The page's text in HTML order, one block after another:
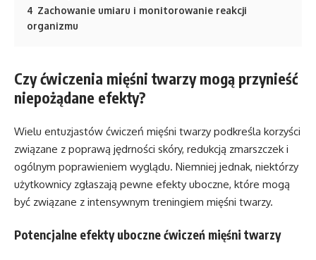
4 Zachowanie umiaru i monitorowanie reakcji
organizmu
Czy ćwiczenia mięśni twarzy mogą przynieść
niepożądane efekty?
Wielu entuzjastów ćwiczeń mięśni twarzy podkreśla korzyści
związane z poprawą jędrności skóry, redukcją zmarszczek i
ogólnym poprawieniem wyglądu. Niemniej jednak, niektórzy
użytkownicy zgłaszają pewne efekty uboczne, które mogą
być związane z intensywnym treningiem mięśni twarzy.
Potencjalne efekty uboczne ćwiczeń mięśni twarzy